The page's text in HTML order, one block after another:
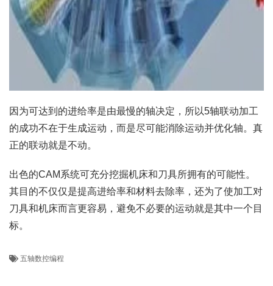
因为可达到的进给率是由最慢的轴决定，所以5轴联动加工
的成功不在于生成运动，而是尽可能消除运动并优化轴。真
正的联动就是不动。
出色的CAM系统可充分挖掘机床和刀具所拥有的可能性。
其目的不仅仅是提高进给率和材料去除率，还为了使加工对
刀具和机床而言更容易，避免不必要的运动就是其中一个目
标。
五轴数控编程